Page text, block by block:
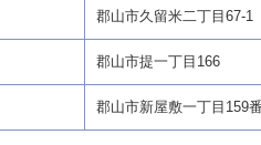
郡山市久留米二丁目67-1
郡山市提一丁目166
郡山市新屋敷一丁目159